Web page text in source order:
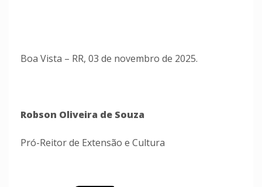
Boa Vista – RR, 03 de novembro de 2025.
Robson Oliveira de Souza
Pró-Reitor de Extensão e Cultura